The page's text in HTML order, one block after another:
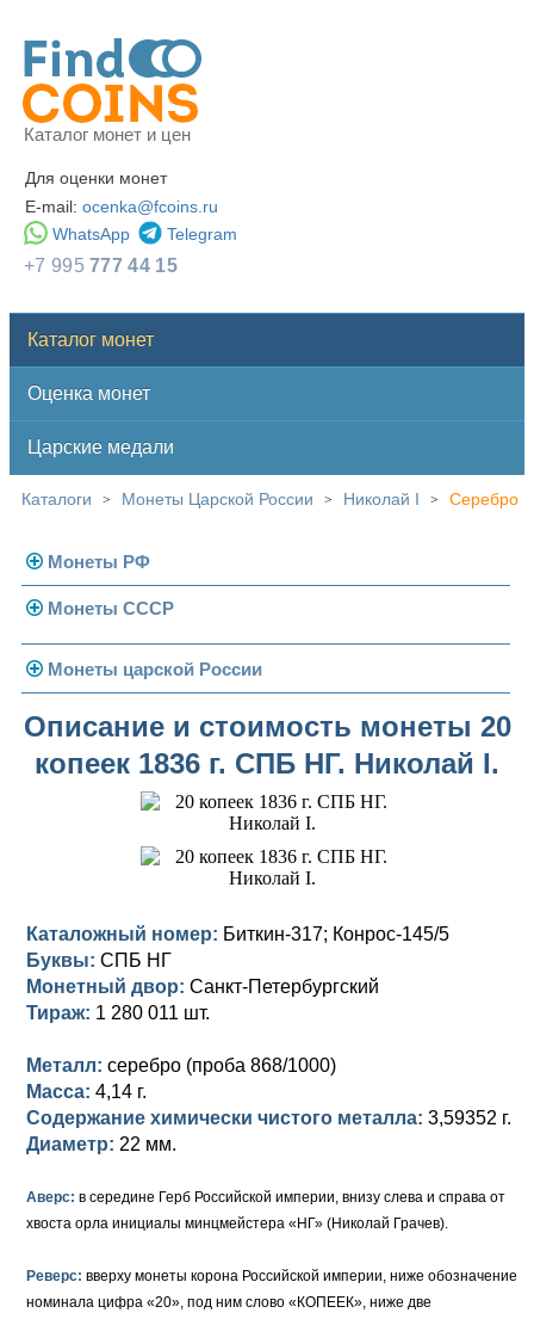
Каталог монет и цен
Для оценки монет
E-mail: ocenka@fcoins.ru
WhatsApp
Telegram
+7 995777 44 15
Каталог монет
Оценка монет
Царские медали
Каталоги > Монеты Царской России > Николай I > Серебро
Монеты РФ
Современная Россия
Монеты 1991-1993 гг.
Монеты СССР
Погодовка СССР
Монеты 1958 года
Золотые червонцы
Памятные и юбилейные
Монеты царской России
Николай II (1894-1917)
Золото
Для Финляндии
Памятные и донативные
Александр III (1881-1894)
Для Финляндии
Памятные и донативные
Александр II (1855-1881)
Медь
Для Финляндии
Памятные и донативные
Николай I (1825-1855)
Серебро
Медь
Для Грузии
Русско-Польские
Для Польши
Памятные и донативные
Золото
Серебро
Медь
Для Грузии
Для Польши
Павел I (1796-1801)
Золото
Серебро
Медь
Екатерина II (1762-1796)
Золото
Серебро
Сибирские монеты
Таврические монеты
Петр III (1762)
Золото
Серебро
Для Пруссии
Иоанн Антонович (1740-1741)
Анна Иоанновна (1730-1740)
Екатерина I (1725-1727)
Описание и стоимость монеты 20
копеек 1836 г. СПБ НГ. Николай I.
Каталожный номер: Биткин-317; Конрос-145/5
Буквы: СПБ НГ
Монетный двор: Санкт-Петербургский
Тираж: 1 280 011 шт.
Металл: серебро (проба 868/1000)
Масса: 4,14 г.
Содержание химически чистого металла: 3,59352 г.
Диаметр: 22 мм.
Аверс: в середине Герб Российской империи, внизу слева и справа от
хвоста орла инициалы минцмейстера «НГ» (Николай Грачев).
Реверс: вверху монеты корона Российской империи, ниже обозначение
номинала цифра «20», под ним слово «КОПЕЕК», ниже две